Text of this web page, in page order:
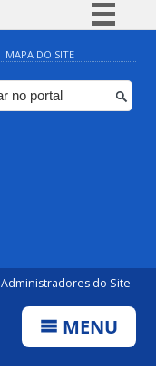
Simplifique!
Comunica BR
Participe
MAPA DO SITE
Administradores do Site
MENU